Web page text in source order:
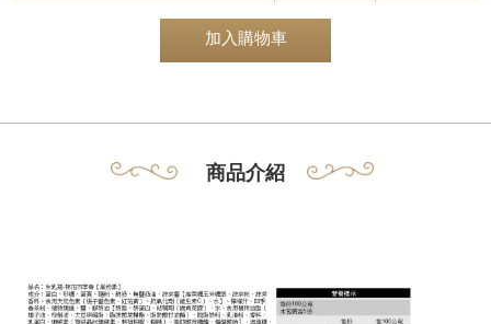
加入購物車
商品介紹